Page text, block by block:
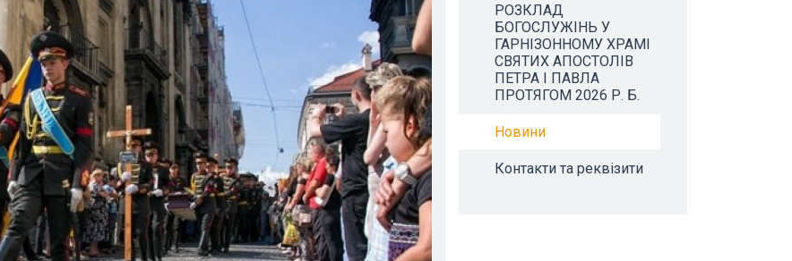
РОЗКЛАД
БОГОСЛУЖІНЬ У
ГАРНІЗОННОМУ ХРАМІ
СВЯТИХ АПОСТОЛІВ
ПЕТРА І ПАВЛА
ПРОТЯГОМ 2026 Р. Б.
Новини
Контакти та реквізити